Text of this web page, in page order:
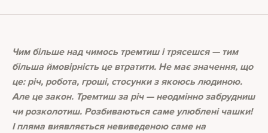
Чим більше над чимось тремтиш і трясешся — тим
більша ймовірність це втратити. Не має значення, що
це: річ, робота, гроші, стосунки з якоюсь людиною.
Але це закон. Тремтиш за річ — неодмінно забрудниш
чи розколотиш. Розбиваються саме улюблені чашки!
І пляма виявляється невиведеною саме на